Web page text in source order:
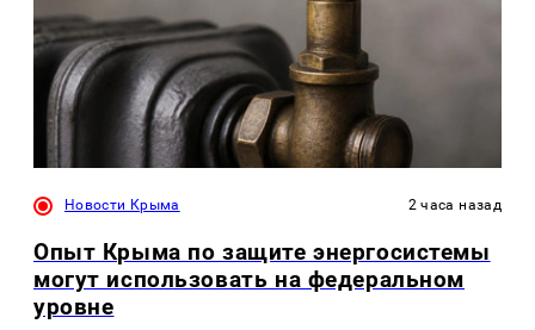
Новости Крыма 2 часа назад
Опыт Крыма по защите энергосистемы
могут использовать на федеральном
уровне